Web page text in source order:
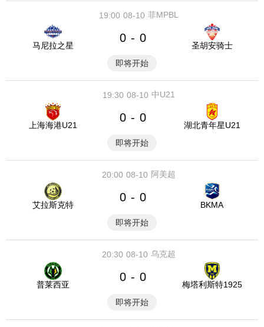
08-10
19:00 菲MPBL
马尼拉之星
0 - 0
圣胡安骑士
即将开始
08-10
19:30 中U21
上海海港U21
0 - 0
湖北青年星U21
即将开始
08-10
20:00 阿美超
艾拉斯克特
0 - 0
BKMA
即将开始
08-10
20:30 乌克超
普莱西亚
0 - 0
梅塔利斯特1925
即将开始